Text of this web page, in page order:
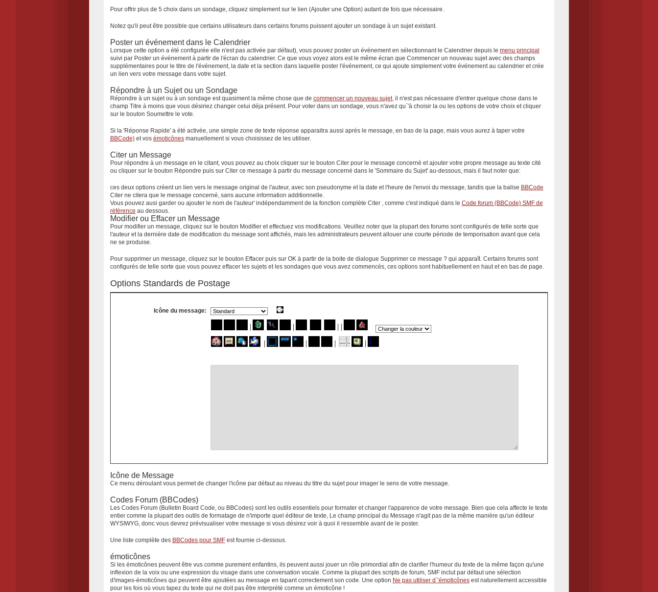
Pour offrir plus de 5 choix dans un sondage, cliquez simplement sur le lien (Ajouter une Option)autant de fois que nécessaire.
Notez qu'il peut être possible que certains utilisateurs dans certains forums puissent ajouter un sondage à un sujet existant.
Poster un événement dans le Calendrier
Lorsque cette option a été configurée elle n'est pas activée par défaut), vous pouvez poster un événement en sélectionnant le Calendrierdepuis le menu principal
suivi par Poster un événementà partir de l'écran du calendrier. Ce que vous voyez alors est le même écran que Commencer un nouveau sujetavec des champs
supplémentaires pour le titre de l'événement, la date et la section dans laquelle poster l'événement, ce qui ajoute simplement votre événement au calendrier et crée
un lien vers votre message dans votre sujet.
Répondre à un Sujet ou un Sondage
Répondre à un sujet ou à un sondage est quasiment la même chose que de commencer un nouveau sujet, il n'est pas nécessaire d'entrer quelque chose dans le
champ Titre à moins que vous désiriez changer celui déja présent. Pour voter dans un sondage, vous n'avez qu`'à choisir la ou les options de votre choix et cliquer
sur le bouton Soumettre le vote.
Si la 'Réponse Rapide' a été activée, une simple zone de texte réponse apparaitra aussi après le message, en bas de la page, mais vous aurez à taper votre
BBCode)et vos émoticônesmanuellement si vous choisissez de les utiliser.
Citer un Message
Pour répondre à un message en le citant, vous pouvez au choix cliquer sur le bouton Citerpour le message concerné et ajouter votre propre message au texte cité
ou cliquer sur le bouton Répondre puis sur Citer ce message à partir du message concerné dans le 'Sommaire du Sujet' au-dessous, mais il faut noter que:
ces deux options créent un lien vers le message original de l'auteur, avec son pseudonyme et la date et l'heure de l'envoi du message, tandis que la balise BBCode
Citerne citera que le message concerné, sans aucune information additionnelle.
Vous pouvez ausi garder ou ajouter le nom de l'auteur' indépendamment de la fonction complète Citer, comme c'est indiqué dans le Code forum (BBCode) SMF de
référence au dessous.
Modifier ou Effacer un Message
Pour modifier un message, cliquez sur le bouton Modifieret effectuez vos modifications. Veuillez noter que la plupart des forums sont configurés de telle sorte que
l'auteur et la dernière date de modification du message sont affichés, mais les administrateurs peuvent allouer une courte période de temporisation avant que cela
ne se produise.
Pour supprimer un message, cliquez sur le bouton Effacerpuis sur OKà partir de la boite de dialogue Supprimer ce message ?qui apparaît. Certains forums sont
configurés de telle sorte que vous pouvez effacer les sujets et les sondages que vous avez commencés, ces options sont habituellement en haut et en bas de page.
Options Standards de Postage
Icône du message:
Icône de Message
Ce menu déroulant vous permet de changer l'icône par défaut au niveau du titre du sujet pour imager le sens de votre message.
Codes Forum (BBCodes)
Les Codes Forum (Bulletin Board Code, ou BBCodes) sont les outils essentiels pour formater et changer l'apparence de votre message. Bien que cela affecte le texte
entier comme la plupart des outils de formatage de n'importe quel éditeur de texte, Le champ principal du Message n'agit pas de la même manière qu'un éditeur
WYSIWYG, donc vous devrez prévisualiser votre message si vous désirez voir à quoi il ressemble avant de le poster.
Une liste complète des BBCodes pour SMFest fournie ci-dessous.
émoticônes
Si les émoticônes peuvent être vus comme purement enfantins, ils peuvent aussi jouer un rôle primordial afin de clarifier l'humeur du texte de la même façon qu'une
inflexion de la voix ou une expression du visage dans une conversation vocale. Comme la plupart des scripts de forum, SMF inclut par défaut une sélection
d'images-émoticônes qui peuvent être ajoutées au message en tapant correctement son code. Une option Ne pas utiliser d`'émoticônesest naturellement accessible
pour les fois où vous tapez du texte qui ne doit pas être interprété comme un émoticône !